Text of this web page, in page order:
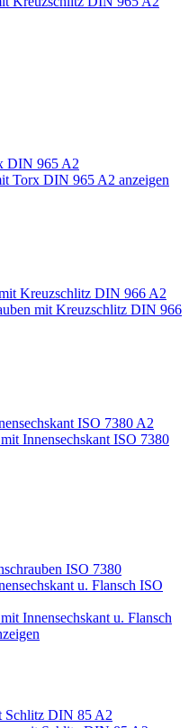
DIN 965 A2
Torx DIN 965 A2 anzeigen
Kreuzschlitz DIN 966 A2
mit Kreuzschlitz DIN 966
ISO 7380 A2
Innensechskant ISO 7380
ISO 7380
u. Flansch ISO
Innensechskant u. Flansch
Schlitz DIN 85 A2